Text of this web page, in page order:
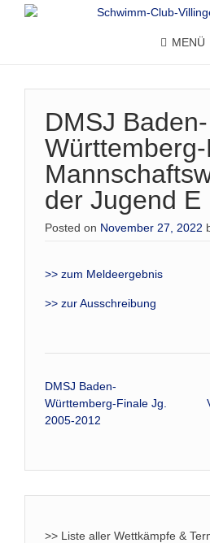
MENÜ
DMSJ Baden-
der Jugend E
Posted on November 27, 2022
>> zum Meldeergebnis
>> zur Ausschreibung
Beitrags-
Navigation
DMSJ Baden-
Württemberg-Finale Jg.
2005-2012
>> Liste aller Wettkämpfe &